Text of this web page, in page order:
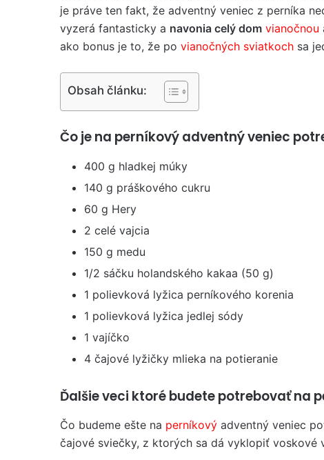
je práve ten fakt, že adventný veniec z perníka
vyzerá fantasticky a navonia celý dom vianočnou
ako bonus je to, že po vianočných sviatkoch sa
Obsah článku:
Čo je na perníkový adventný veniec
400 g hladkej múky
140 g práškového cukru
60 g Hery
2 celé vajcia
150 g medu
1/2 sáčku holandského kakaa (50 g)
1 polievková lyžica perníkového korenia
1 polievková lyžica jedlej sódy
1 vajíčko
4 čajové lyžičky mlieka na potieranie
Ďalšie veci ktoré budete potrebovať na
Čo budeme ešte na perníkový adventný veniec
čajové sviečky, z ktorých sa dá vyklopiť voskové